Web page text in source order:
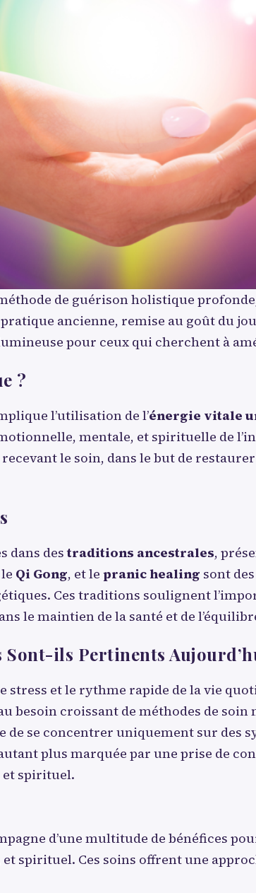
de guérison holistique
ancienne, remise au goût du
pour ceux qui cherchent à
?
l’utilisation de l’énergie vitale
mentale, et spirituelle de
le soin, dans le but de
dans destraditions ancestrales,
Qi Gong, et le pranic healing sont
Ces traditions soulignent
le maintien de la santé et de
ils Pertinents
stress et le rythme rapide de la vie
besoin croissant de méthodes de soin
se concentrer uniquement sur des
plus marquée par une prise de
et spirituel.
d’une multitude de bénéfices
spirituel. Ces soins offrent une